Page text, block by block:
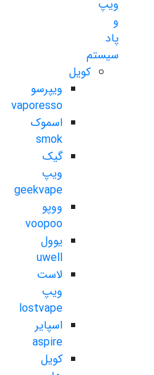
ویپ
و
پاد
سیستم
کویل
ویپرسو
vaporesso
اسموک
smok
گیک
ویپ
geekvape
ووپو
voopoo
یوول
uwell
لاست
ویپ
lostvape
اسپایر
aspire
کویل